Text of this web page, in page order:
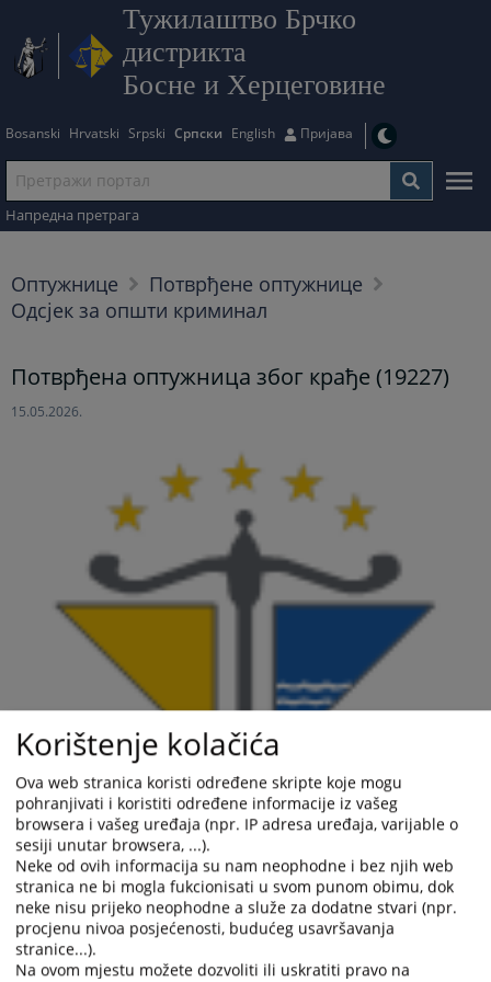
Тужилаштво Брчко
дистрикта
Босне и Херцеговине
Bosanski Hrvatski Srpski Српски English Пријава
Напредна претрага
Оптужнице
Потврђене оптужнице
Одсјек за општи криминал
Потврђена оптужница због крађе (19227)
15.05.2026.
Korištenje kolačića
Ova web stranica koristi određene skripte koje mogu
pohranjivati i koristiti određene informacije iz vašeg
browsera i vašeg uređaja (npr. IP adresa uređaja, varijable o
sesiji unutar browsera, ...).
Neke od ovih informacija su nam neophodne i bez njih web
stranica ne bi mogla fukcionisati u svom punom obimu, dok
neke nisu prijeko neophodne a služe za dodatne stvari (npr.
procjenu nivoa posjećenosti, budućeg usavršavanja
stranice...).
Na ovom mjestu možete dozvoliti ili uskratiti pravo na